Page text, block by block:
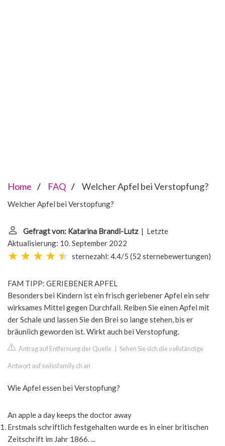
Home FAQ Welcher Apfel bei Verstopfung?
Welcher Apfel bei Verstopfung?
Gefragt von: Katarina Brandl-Lutz| Letzte
Aktualisierung: 10. September 2022
sternezahl: 4.4/5 (52 sternebewertungen)
FAM TIPP: GERIEBENER APFEL
Besonders bei Kindern ist ein frisch geriebener Apfel ein sehr
wirksames Mittel gegen Durchfall. Reiben Sie einen Apfel mit
der Schale und lassen Sie den Brei so lange stehen, bis er
bräunlich geworden ist. Wirkt auch bei Verstopfung.
Antrag auf Entfernung der Quelle Sehen Sie sich die vollständige
Antwort auf swissfamily.ch an
Wie Apfel essen bei Verstopfung?
An apple a day keeps the doctor away
Erstmals schriftlich festgehalten wurde es in einer britischen
Zeitschrift im Jahr 1866. ...